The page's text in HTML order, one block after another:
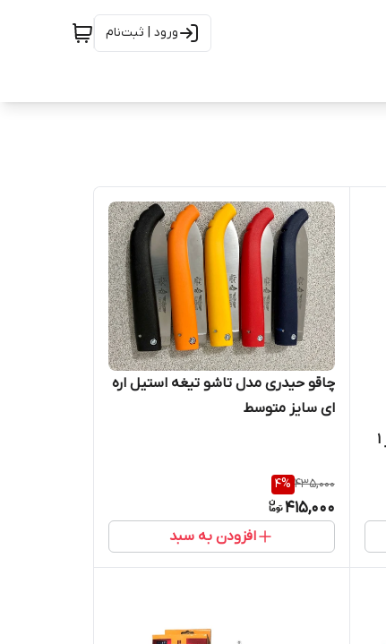
ورود | ثبت‌نام
چاقو حیدری مدل تاشو تیغه استیل اره
ای سایز متوسط
435,000
4%
415,000
افزودن به سبد